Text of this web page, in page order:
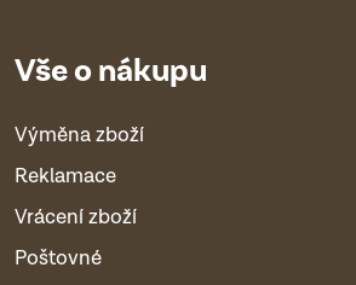
Vše o nákupu
Výměna zboží
Reklamace
Vrácení zboží
Poštovné